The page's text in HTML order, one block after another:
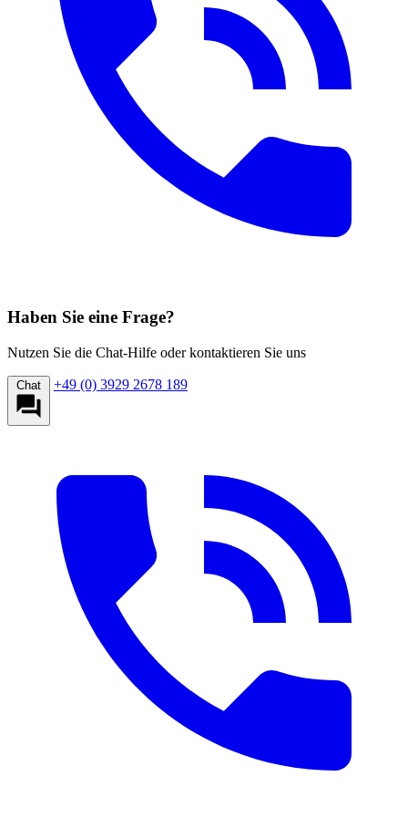
Haben Sie eine Frage?
Nutzen Sie die Chat-Hilfe oder kontaktieren Sie uns
Chat +49 (0) 3929 2678 189